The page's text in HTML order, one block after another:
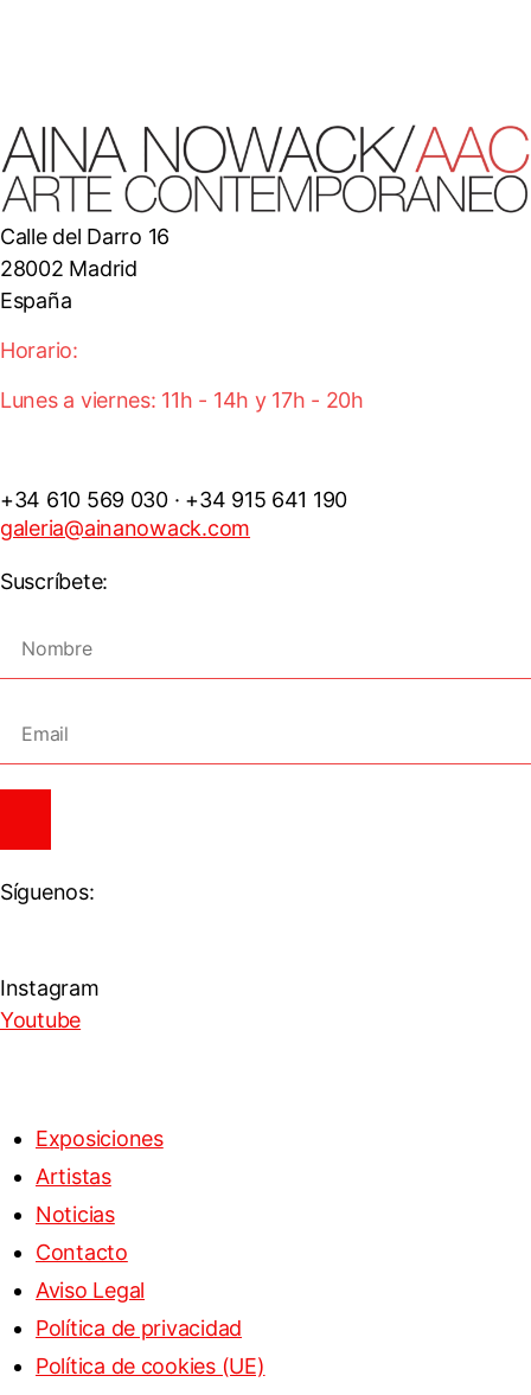
Calle del Darro 16
28002 Madrid
España
Horario:
Lunes a viernes: 11h - 14h y 17h - 20h
+34 610 569 030 · +34 915 641 190
galeria@ainanowack.com
Suscríbete:
Síguenos:
Instagram
Youtube
Exposiciones
Artistas
Noticias
Contacto
Aviso Legal
Política de privacidad
Política de cookies (UE)